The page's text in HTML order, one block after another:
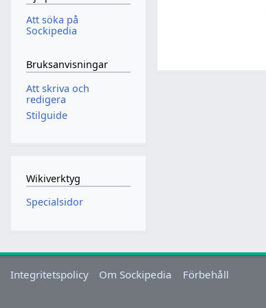
Att söka på
Sockipedia
Bruksanvisningar
Att skriva och
redigera
Stilguide
Wikiverktyg
Specialsidor
Integritetspolicy Om Sockipedia Förbehåll